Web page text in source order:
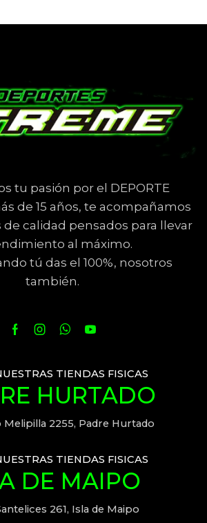
tu pasión por el DEPORTE
de 15 años, te acompañamos
calidad pensados para llevar
al máximo.
tú das el 100%, nosotros
también.
TIENDAS FISICAS
HURTADO
Melipilla 2255, Padre Hurtado
TIENDAS FISICAS
DE MAIPO
261, Isla de Maipo